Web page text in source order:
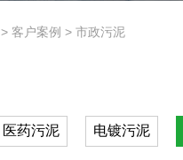
>客户案例 >市政污泥
医药污泥 电镀污泥